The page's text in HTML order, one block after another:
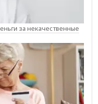
за некачественные